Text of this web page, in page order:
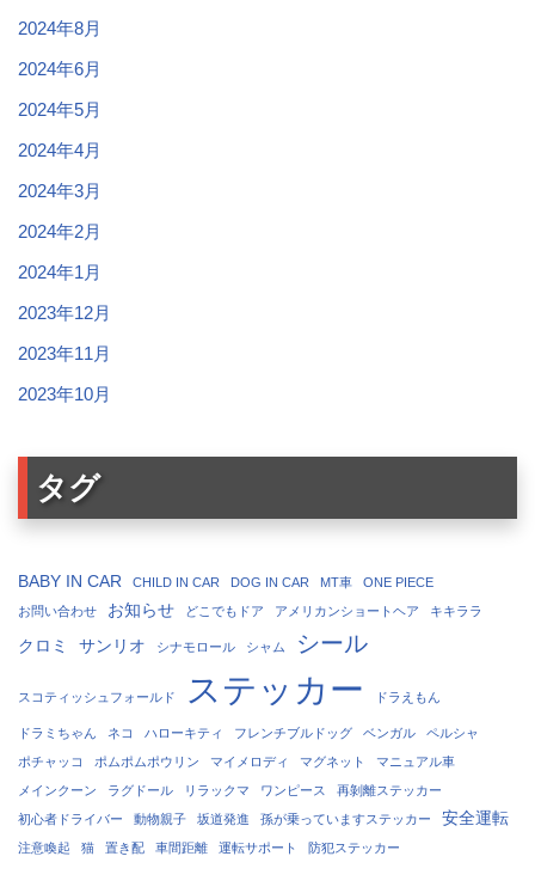
2024年8月
2024年6月
2024年5月
2024年4月
2024年3月
2024年2月
2024年1月
2023年12月
2023年11月
2023年10月
タグ
BABY IN CAR CHILD IN CAR DOG IN CAR MT車
ONE PIECE
お問い合わせ
お知らせ どこでもドア アメリカンショートヘア キキララ
クロミ サンリオ シナモロール シャム シール
スコティッシュフォールド ステッカー ドラえもん
ドラミちゃん ネコ ハローキティ フレンチブルドッグ ベンガル
ペルシャ
ポチャッコ
ポムポムポウリン マイメロディ マグネット
マニュアル車
メインクーン
ラグドール リラックマ ワンピース
再剝離ステッカー
初心者ドライバー
動物親子 坂道発進 孫が乗っていますステッカー 安全運転
注意喚起 猫 置き配 車間距離 運転サポート 防犯ステッカー